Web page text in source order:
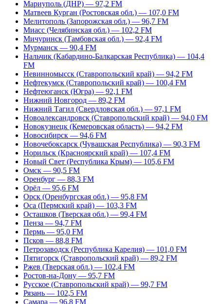
Мариуполь (ДНР) — 97,2 FM
Матвеев Курган (Ростовская обл.) — 107,0 FM
Мелитополь (Запорожская обл.) — 96,7 FM
Миасс (Челябинская обл.) — 102,2 FM
Мичуринск (Тамбовская обл.) — 92,4 FM
Мурманск — 90,4 FM
Нальчик (Кабардино-Балкарская Республика) — 104,4
FM
Невинномысск (Ставропольский край) — 94,2 FM
Нефтекумск (Ставропольский край) — 100,4 FM
Нефтеюганск (Югра) — 92,1 FM
Нижний Новгород — 89,2 FM
Нижний Тагил (Свердловская обл.) — 97,1 FM
Новоалександровск (Ставропольский край) — 94,0 FM
Новокузнецк (Кемеровская область) — 94,2 FM
Новосибирск — 94,6 FM
Новочебоксарск (Чувашская Республика) — 90,3 FM
Норильск (Красноярский край) — 107,4 FM
Новый Свет (Республика Крым) — 105,6 FM
Омск — 90,5 FM
Оренбург — 88,3 FM
Орёл — 95,6 FM
Орск (Оренбургская обл.) — 95,8 FM
Оса (Пермский край) — 103,3 FM
Осташков (Тверская обл.) — 99,4 FM
Пенза — 94,7 FM
Пермь — 95,0 FM
Псков — 88,8 FM
Петрозаводск (Республика Карелия) — 101,0 FM
Пятигорск (Ставропольский край) — 89,2 FM
Ржев (Тверская обл.) — 102,4 FM
Ростов-на-Дону — 95,7 FM
Русское (Ставропольский край) — 99,7 FM
Рязань — 102,5 FM
Самара — 96,8 FM